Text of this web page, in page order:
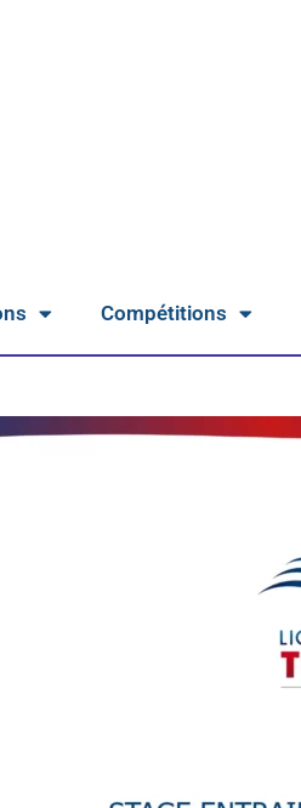
Compétitions